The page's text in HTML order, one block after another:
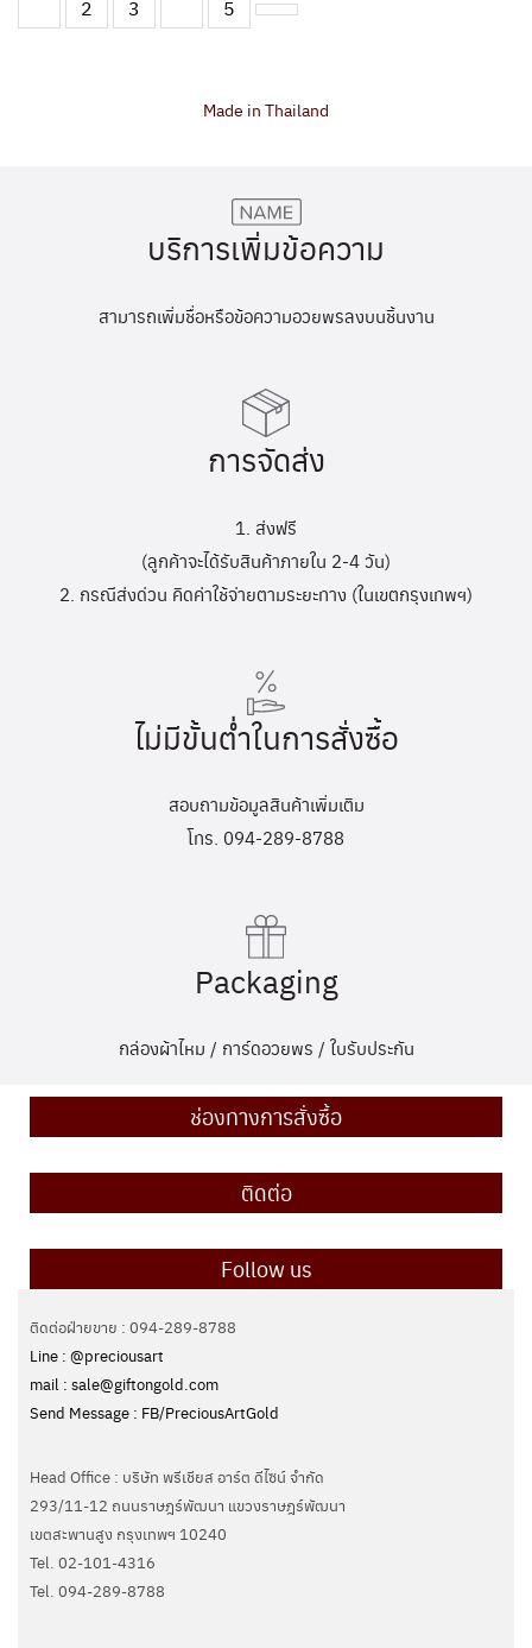
2 3 5
Made in Thailand
บริการเพิ่มข้อความ
สามารถเพิ่มชื่อหรือข้อความอวยพรลงบนชิ้นงาน
การจัดส่ง
1. ส่งฟรี
(ลูกค้าจะได้รับสินค้าภายใน 2-4 วัน)
2. กรณีส่งด่วน คิดค่าใช้จ่ายตามระยะทาง (ในเขตกรุงเทพฯ)
ไม่มีขั้นต่ำในการสั่งซื้อ
สอบถามข้อมูลสินค้าเพิ่มเติม
โทร. 094-289-8788
Packaging
กล่องผ้าไหม / การ์ดอวยพร / ใบรับประกัน
ช่องทางการสั่งซื้อ
ติดต่อ
Follow us
ติดต่อฝ่ายขาย : 094-289-8788
Line : @preciousart
mail : sale@giftongold.com
Send Message : FB/PreciousArtGold
Head Office : บริษัท พรีเชียส อาร์ต ดีไซน์ จำกัด
293/11-12 ถนนราษฎร์พัฒนา แขวงราษฎร์พัฒนา
เขตสะพานสูง กรุงเทพฯ 10240
Tel. 02-101-4316
Tel. ‭094-289-8788‬